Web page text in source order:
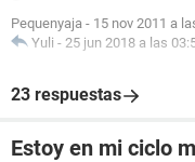
Pequenyaja - 15 nov 2011 a
Yuli - 25 jun 2018 a las
23 respuestas
Estoy en mi ciclo